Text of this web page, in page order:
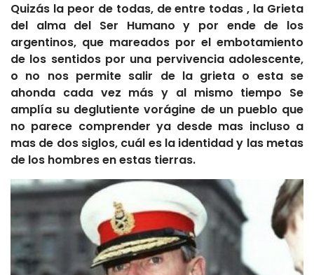
Quizás la peor de todas, de entre todas , la Grieta
del alma del Ser Humano y por ende de los
argentinos, que mareados por el embotamiento
de los sentidos por una pervivencia adolescente,
o no nos permite salir de la grieta o esta se
ahonda cada vez más y al mismo tiempo Se
amplía su deglutiente vorágine de un pueblo que
no parece comprender ya desde mas incluso a
mas de dos siglos, cuál es la identidad y las metas
de los hombres en estas tierras.